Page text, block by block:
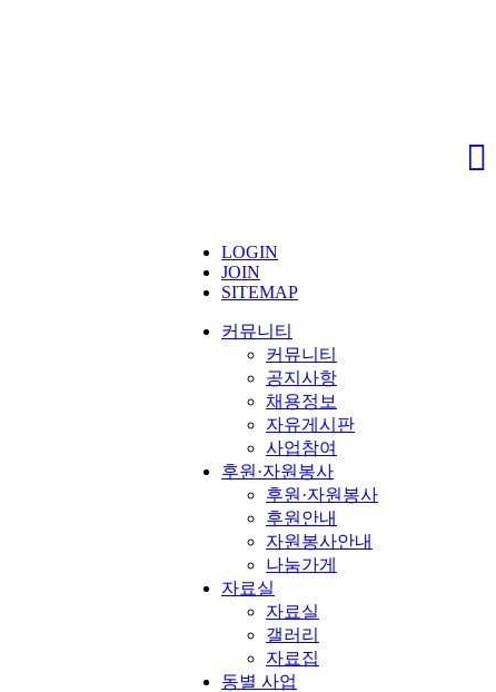
LOGIN
JOIN
SITEMAP
커뮤니티
커뮤니티
공지사항
채용정보
자유게시판
사업참여
후원·자원봉사
후원·자원봉사
후원안내
자원봉사안내
나눔가게
자료실
자료실
갤러리
자료집
동별 사업